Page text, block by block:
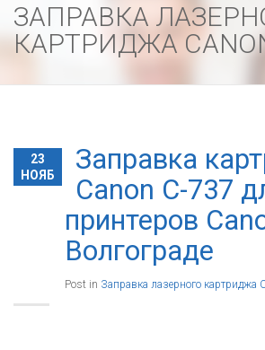
ЗАПРАВКА
КАРТРИДЖА
23
НОЯБ
Заправка
Canon C-737
принтеров
Волгограде
Post in Заправка лазерного картриджа